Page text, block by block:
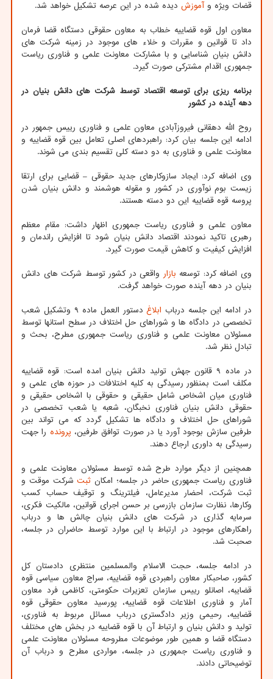
قضات ویژه وآموزش دیده شده در این عرصه تشکیل خواهد شد.
معاون اول قوه قضاییه خطاب به معاون حقوقی دستگاه قضا فرمان
داد تا قوانین و مقررات و خلاء های موجود در زمینه شرکت های
دانش بنیان شناسایی و با مشارکت معاونت علمی و فناوری ریاست
جمهوری اقدام مشترکی صورت گیرد.
برنامه ریزی برای توسعه اقتصاد توسط شرکت های دانش بنیان در
دهه آینده در کشور
روح الله دهقانی فیروزآبادی معاون علمی و فناوری رییس جمهور در
ادامه این جلسه بیان کرد: راهبردهای اصلی تعامل بین قوه قضاییه و
معاونت علمی و فناوری به دو دسته کلی تقسیم بندی می شوند.
وی اضافه کرد: ایجاد سازوکارهای جدید حقوقی – قضایی برای ارتقا
زیست بوم نوآوری در کشور و مقوله هوشمند و دانش بنیان شدن
پروسه قوه قضاییه این دو دسته هستند.
معاون علمی و فناوری ریاست جمهوری اظهار داشت: مقام معظم
رهبری تاکید نمودند اقتصاد دانش بنیان شود تا افزایش راندمان و
افزایش کیفیت و کاهش قیمت صورت گیرد.
وی اضافه کرد: توسعه بازار واقعی در کشور توسط شرکت های دانش
بنیان در دهه آینده صورت خواهد گرفت.
در ادامه این جلسه درباب ابلاغ
دستور العمل ماده ۹ وتشکیل شعب
تخصصی در دادگاه ها و شوراهای حل اختلاف در سطح استانها توسط
مسئولان معاونت علمی و فناوری ریاست جمهوری مطرح، بحث و
تبادل نظر شد.
در ماده ۹ قانون جهش تولید دانش بنیان امده است: قوه قضاییه
مکلف است بمنظور رسیدگی به کلیه اختلافات در حوزه های علمی و
فناوری میان اشخاص شامل حقیقی و حقوقی با اشخاص حقیقی و
حقوقی دانش بنیان فناوری نخبگان، شعبه یا شعب تخصصی در
شوراهای حل اختلاف و دادگاه ها تشکیل گردد که می تواند بین
طرفین سازش بوجود آورد یا در صورت توافق طرفین، پرونده را جهت
رسیدگی به داوری ارجاع دهند.
همچنین از دیگر موارد طرح شده توسط مسئولان معاونت علمی و
فناوری ریاست جمهوری حاضر در جلسه؛ امکان ثبتشرکت موقت و
ثبت شرکت، احضار مدیرعامل، فیلترینگ و توقیف حساب کسب
وکارها، نظارت سازمان بازرسی بر حسن اجرای قوانین، مالکیت فکری،
سرمایه گذاری در شرکت های دانش بنیان چالش ها و درباب
راهکارهای موجود در ارتباط با این موارد توسط حاضران در جلسه،
صحبت شد.
در ادامه جلسه، حجت الاسلام والمسلمین منتظری دادستان کل
کشور، صاحبکار معاون راهبردی قوه قضاییه، سراج معاون سیاسی قوه
قضایبه، اصانلو رییس سازمان تعزیرات حکومتی، کاظمی فرد معاون
آمار و فناوری اطلاعات قوه قضاییه، پورسید معاون حقوقی قوه
قضاییه، رحیمی وزیر دادگستری درباب مسائل مربوط به فناوری،
تولید و دانش بنیان و ارتباط آن با قوه قضاییه در بخش های مختلف
دستگاه قضا و همین طور موضوعات مطروحه مسئولان معاونت علمی
و فناوری ریاست جمهوری در جلسه، مواردی مطرح و درباب آن
توضیحاتی دادند.